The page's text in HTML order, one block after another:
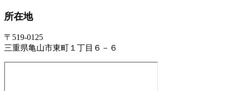
所在地
〒519-0125
三重県亀山市東町１丁目６－６